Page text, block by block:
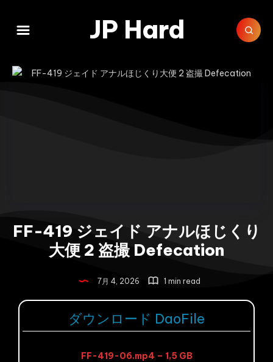
JP Hard
FF-419 ジェイド アナルほじくり
大便 2 盗撮 Defecation
7月 4, 2026 1 min read
ダウンロード DaoFile
FF-419-06.mp4 – 1,5 GB